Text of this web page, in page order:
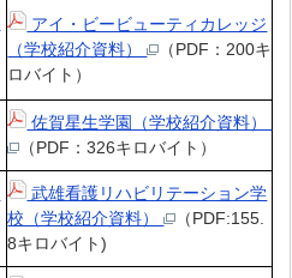
アイ・ビービューティカレッジ
（学校紹介資料）
（PDF：200キ
ロバイト）
佐賀星生学園（学校紹介資料）
（PDF：326キロバイト）
武雄看護リハビリテーション学
校（学校紹介資料）
（PDF:155.
8キロバイト)